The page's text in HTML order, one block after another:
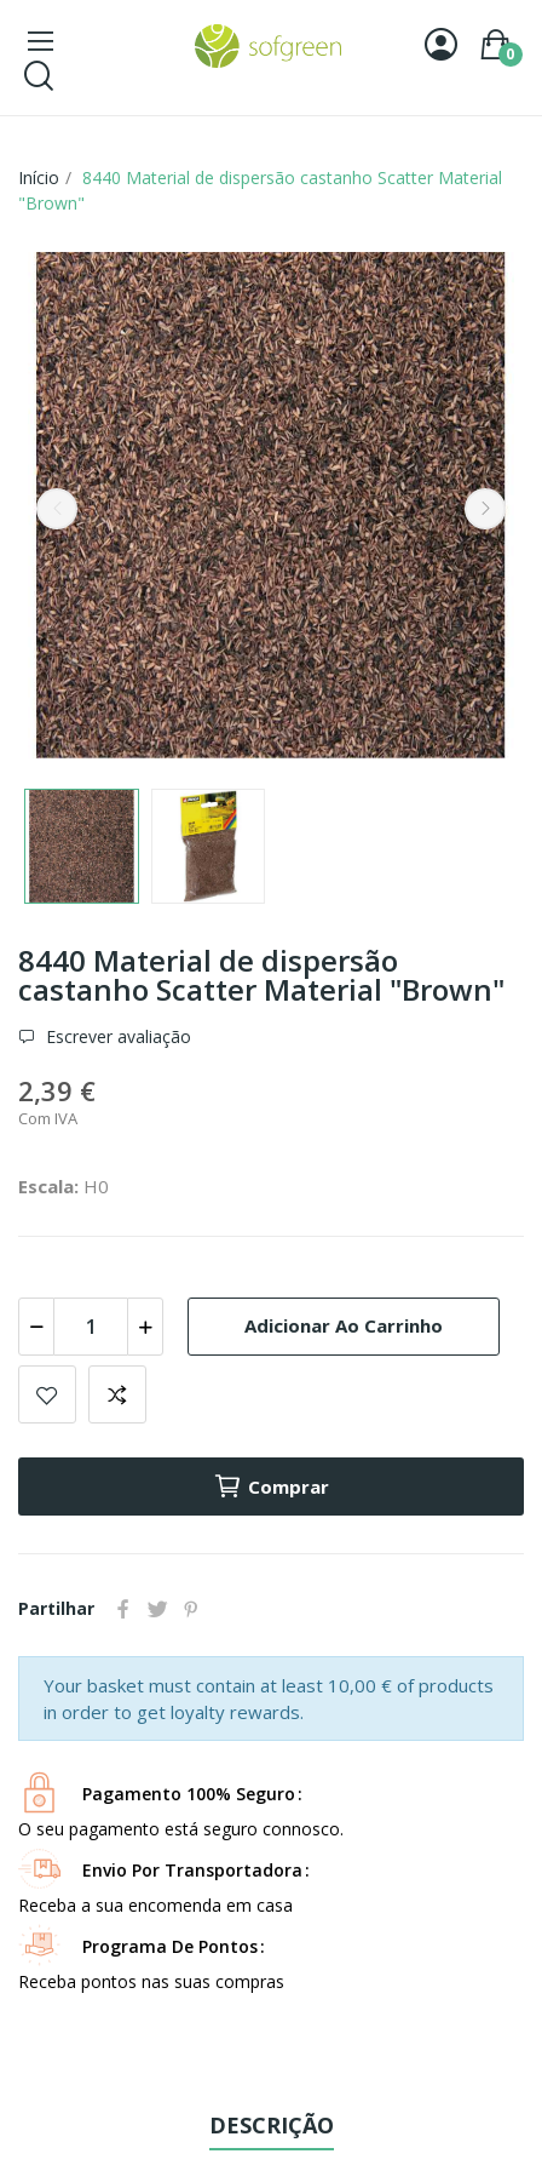
0
Início
8440 Material de dispersão castanho Scatter Material
"Brown"
8440 Material de dispersão
castanho Scatter Material "Brown"
Escrever avaliação
2,39 €
Com IVA
Escala: H0
Adicionar Ao Carrinho
Comprar
Partilhar
Your basket must contain at least 10,00 € of products
in order to get loyalty rewards.
Pagamento 100% Seguro
O seu pagamento está seguro connosco.
Envio Por Transportadora
Receba a sua encomenda em casa
Programa De Pontos
Receba pontos nas suas compras
DESCRIÇÃO